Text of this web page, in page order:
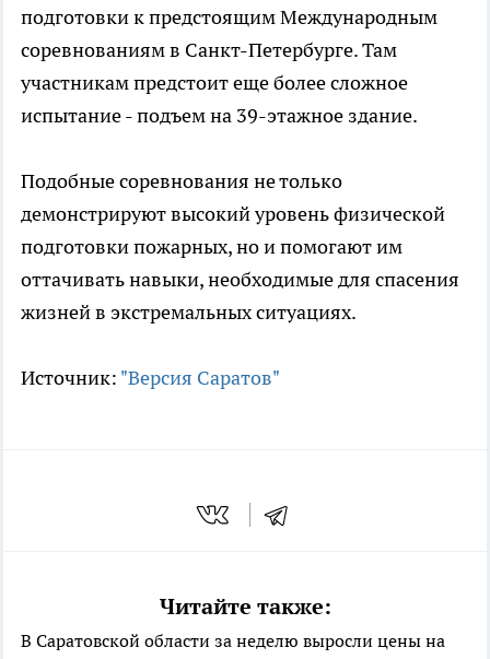
подготовки к предстоящим Международным
соревнованиям в Санкт-Петербурге. Там
участникам предстоит еще более сложное
испытание - подъем на 39-этажное здание.
Подобные соревнования не только
демонстрируют высокий уровень физической
подготовки пожарных, но и помогают им
оттачивать навыки, необходимые для спасения
жизней в экстремальных ситуациях.
Источник: "Версия Саратов"
Читайте также:
В Саратовской области за неделю выросли цены на